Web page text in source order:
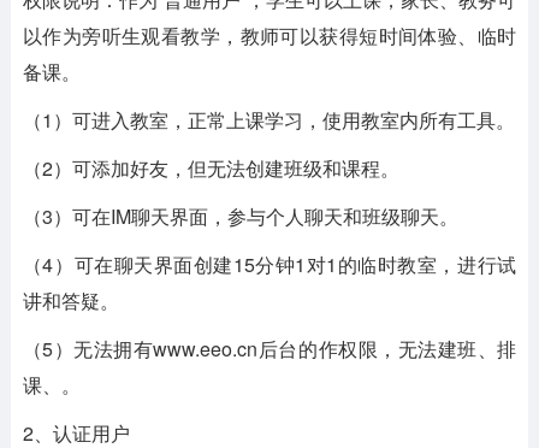
以作为旁听生观看教学，教师可以获得短时间体验、临时
备课。
（1）可进入教室，正常上课学习，使用教室内所有工具。
（2）可添加好友，但无法创建班级和课程。
（3）可在IM聊天界面，参与个人聊天和班级聊天。
（4）可在聊天界面创建15分钟1对1的临时教室，进行试
讲和答疑。
（5）无法拥有www.eeo.cn后台的作权限，无法建班、排
课、。
2、认证用户